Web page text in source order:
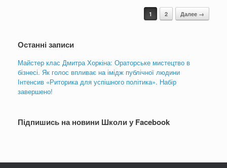
1 2 Далее →
Останні записи
Майстер клас Дмитра Хоркіна: Ораторське мистецтво в
бізнесі. Як голос впливає на імідж публічної людини
Інтенсив «Риторика для успішного політика». Набір
завершено!
Підпишись на новини Школи у Facebook